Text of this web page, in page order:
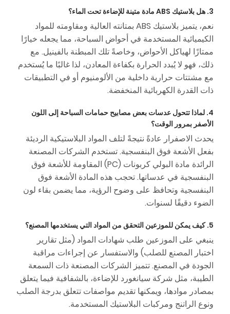
3. هل بلاستيك ABS مادة متينة للإضاءة تحت الماء؟
نعم، يتميز بلاستيك ABS بمتانته العالية ومقاومته للمواد
الكيميائية المستخدمة في أحواض السباحة، مما يجعله خيارًا
ممتازًا لهياكل الأحواض، وخاصةً تلك المبطنة بالفينيل. مع
ذلك، فهو لا يُبدد الحرارة بكفاءة المعادن، لذا غالبًا ما يُستخدم
مع مشتتات حرارية داخلية من الألومنيوم أو في التطبيقات
ذات القدرة الكهربائية المنخفضة.
4. لماذا تتحول عدسات بعض مصابيح حمامات السباحة إلى اللون
الأصفر بمرور الوقت؟
يحدث الاصفرار عادةً نتيجةً لتلف المواد البلاستيكية الرديئة
بفعل الأشعة فوق البنفسجية. تستخدم الشركات المصنعة
الرائدة مادة البولي كربونات (PC) المقاومة للأشعة فوق
البنفسجية في عدساتها. تحجب هذه المادة الأشعة فوق
البنفسجية وتحافظ على وضوح الرؤية، مما يضمن بقاء لون
الضوء دقيقًا لسنوات.
5. كيف يمكن للموزعين التحقق من المواد التي يستخدمها المصنع؟
ينبغي على الموزعين طلب شهادات المواد (مثل تقارير
اختبار المصنع للصلب) والاستفسار عن إجراءات مراقبة
الجودة في المصنع. تتميز الشركات المصنعة ذات السمعة
الطيبة، مثل شركة سيانغورد للإضاءة، بالشفافية فيما يتعلق
بمصادر موادها، ويمكنها تقديم مواصفات تتعلق بدرجة الصلب
ونوع الراتنج ومركبات البلاستيك المستخدمة.